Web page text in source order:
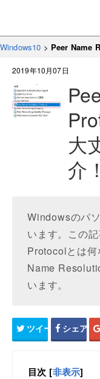
Windows10 > Peer Name
2019年10月07日
大
介！
Windowsのパ
います。この
Protocolとは
Name
います。
ツイート シェア
目次 [非表示]